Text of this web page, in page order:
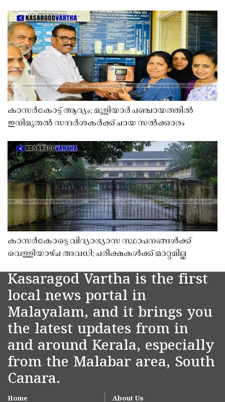
കാസർകോട്ട് ആദ്യം; മുളിയാർ പഞ്ചായത്തിൽ
ഇനിമുതൽ സന്ദർശകർക്ക് ചായ സൽക്കാരം
കാസർകോട്ടെ വിദ്യാഭ്യാസ സ്ഥാപനങ്ങൾക്ക്
വെള്ളിയാഴ്ച അവധി; പരീക്ഷകൾക്ക് മാറ്റമില്ല
Kasaragod Vartha is the first
local news portal in
Malayalam, and it brings you
the latest updates from in
and around Kerala, especially
from the Malabar area, South
Canara.
Home About Us